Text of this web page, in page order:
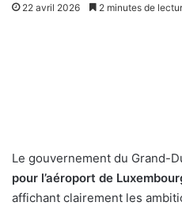
22 avril 2026 2 minutes de
Le gouvernement du Grand-
pour l’aéroport de
affichant clairement les